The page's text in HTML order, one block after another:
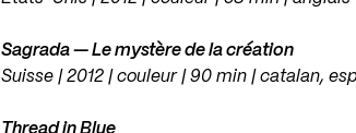
Sagrada — Le mystère de la création
Suisse | 2012 | couleur | 90 min | catalan,
Thread in Blue